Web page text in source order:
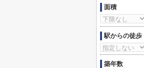
面積
駅からの徒歩
築年数